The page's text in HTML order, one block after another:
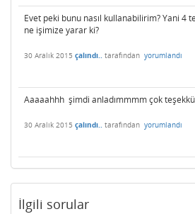
Evet peki bunu nasıl kullanabilirim? Yani 4
ne işimize yarar ki?
30 Aralık 2015 çalındı.. tarafından yorumlandı
Aaaaahhh şimdi anladımmmm çok
30 Aralık 2015 çalındı.. tarafından yorumlandı
İlgili sorular